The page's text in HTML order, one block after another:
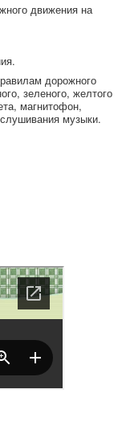
движения на
дорожного
зеленого, желтого
магнитофон,
музыки.